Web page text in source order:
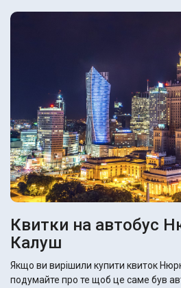
Квитки на автобус
Калуш
Якщо ви вирішили купити квиток
подумайте про те щоб це саме був